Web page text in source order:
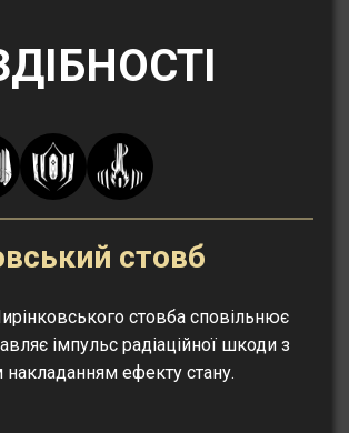
стовб
стовба сповільнює
імпульс радіаційної шкоди з
накладанням ефекту стану.